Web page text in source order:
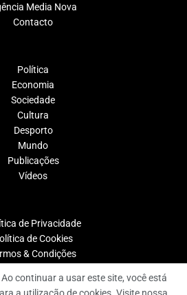
Media Nova
Contacto
Política
Economia
Sociedade
Cultura
Desporto
Mundo
Publicações
Vídeos
de Privacidade
de Cookies
& Condições
continuar a usar este site, você está